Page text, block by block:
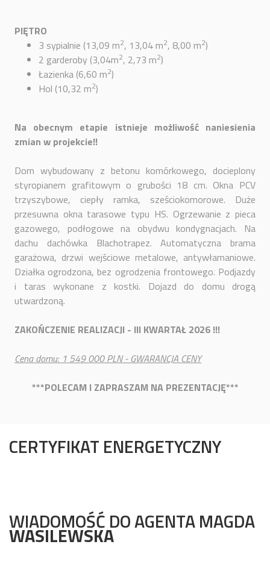
PIĘTRO
3 sypialnie (13,09 m2, 13,04 m2, 8,00 m2)
2 garderoby (3,04m2, 2,73 m2)
Łazienka (6,60 m2)
Hol (10,32 m2)
Na obecnym etapie istnieje możliwość naniesienia
zmian w projekcie!!
Dom wybudowany z betonu komórkowego, docieplony
styropianem grafitowym o grubości 18 cm. Okna PCV
trzyszybowe, ciepły ramka, sześciokomorowe. Duże
przesuwna okna tarasowe typu HS. Ogrzewanie z pieca
gazowego, podłogowe na obydwu kondygnacjach. Na
dachu dachówka Blachotrapez. Automatyczna brama
garażowa, drzwi wejściowe metalowe, antywłamaniowe.
Działka ogrodzona, bez ogrodzenia frontowego. Podjazdy
i taras wykonane z kostki. Dojazd do domu drogą
utwardzoną.
ZAKOŃCZENIE REALIZACJI - III KWARTAŁ 2026 !!!
Cena domu: 1 549 000 PLN - GWARANCJA CENY
***POLECAM I ZAPRASZAM NA PREZENTACJĘ***
CERTYFIKAT ENERGETYCZNY
WIADOMOŚĆ DO AGENTA MAGDA
WASILEWSKA